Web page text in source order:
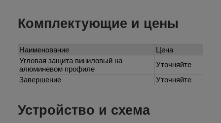
Комплектующие и цены
Наименование
Цена
Угловая защита виниловый на
алюминевом профиле
Уточняйте
Завершение
Уточняйте
Устройство и схема